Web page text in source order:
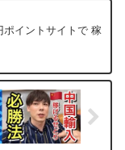
ポイントサイトで 稼